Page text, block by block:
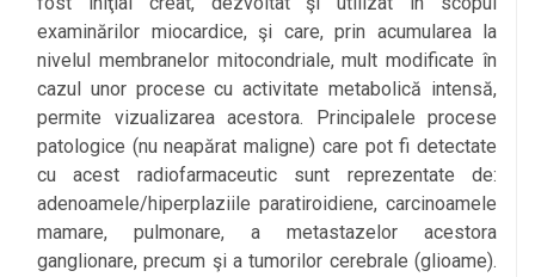
examinărilor miocardice, şi care, prin acumularea la
nivelul membranelor mitocondriale, mult modificate în
cazul unor procese cu activitate metabolică intensă,
permite vizualizarea acestora. Principalele procese
patologice (nu neapărat maligne) care pot fi detectate
cu acest radiofarmaceutic sunt reprezentate de:
adenoamele/hiperplaziile paratiroidiene, carcinoamele
mamare, pulmonare, a metastazelor acestora
ganglionare, precum şi a tumorilor cerebrale (glioame).